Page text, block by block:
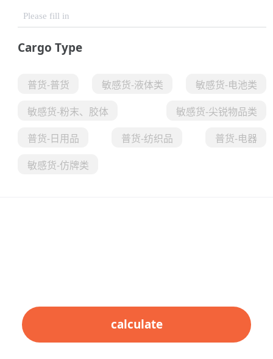
Please fill in
Cargo Type
普货-普货 敏感货-液体类
敏感货-电池类
敏感货-粉末、胶体
敏感货-尖锐物品类‌
普货-日用品
普货-纺织品
普货-电器
敏感货-仿牌类
calculate